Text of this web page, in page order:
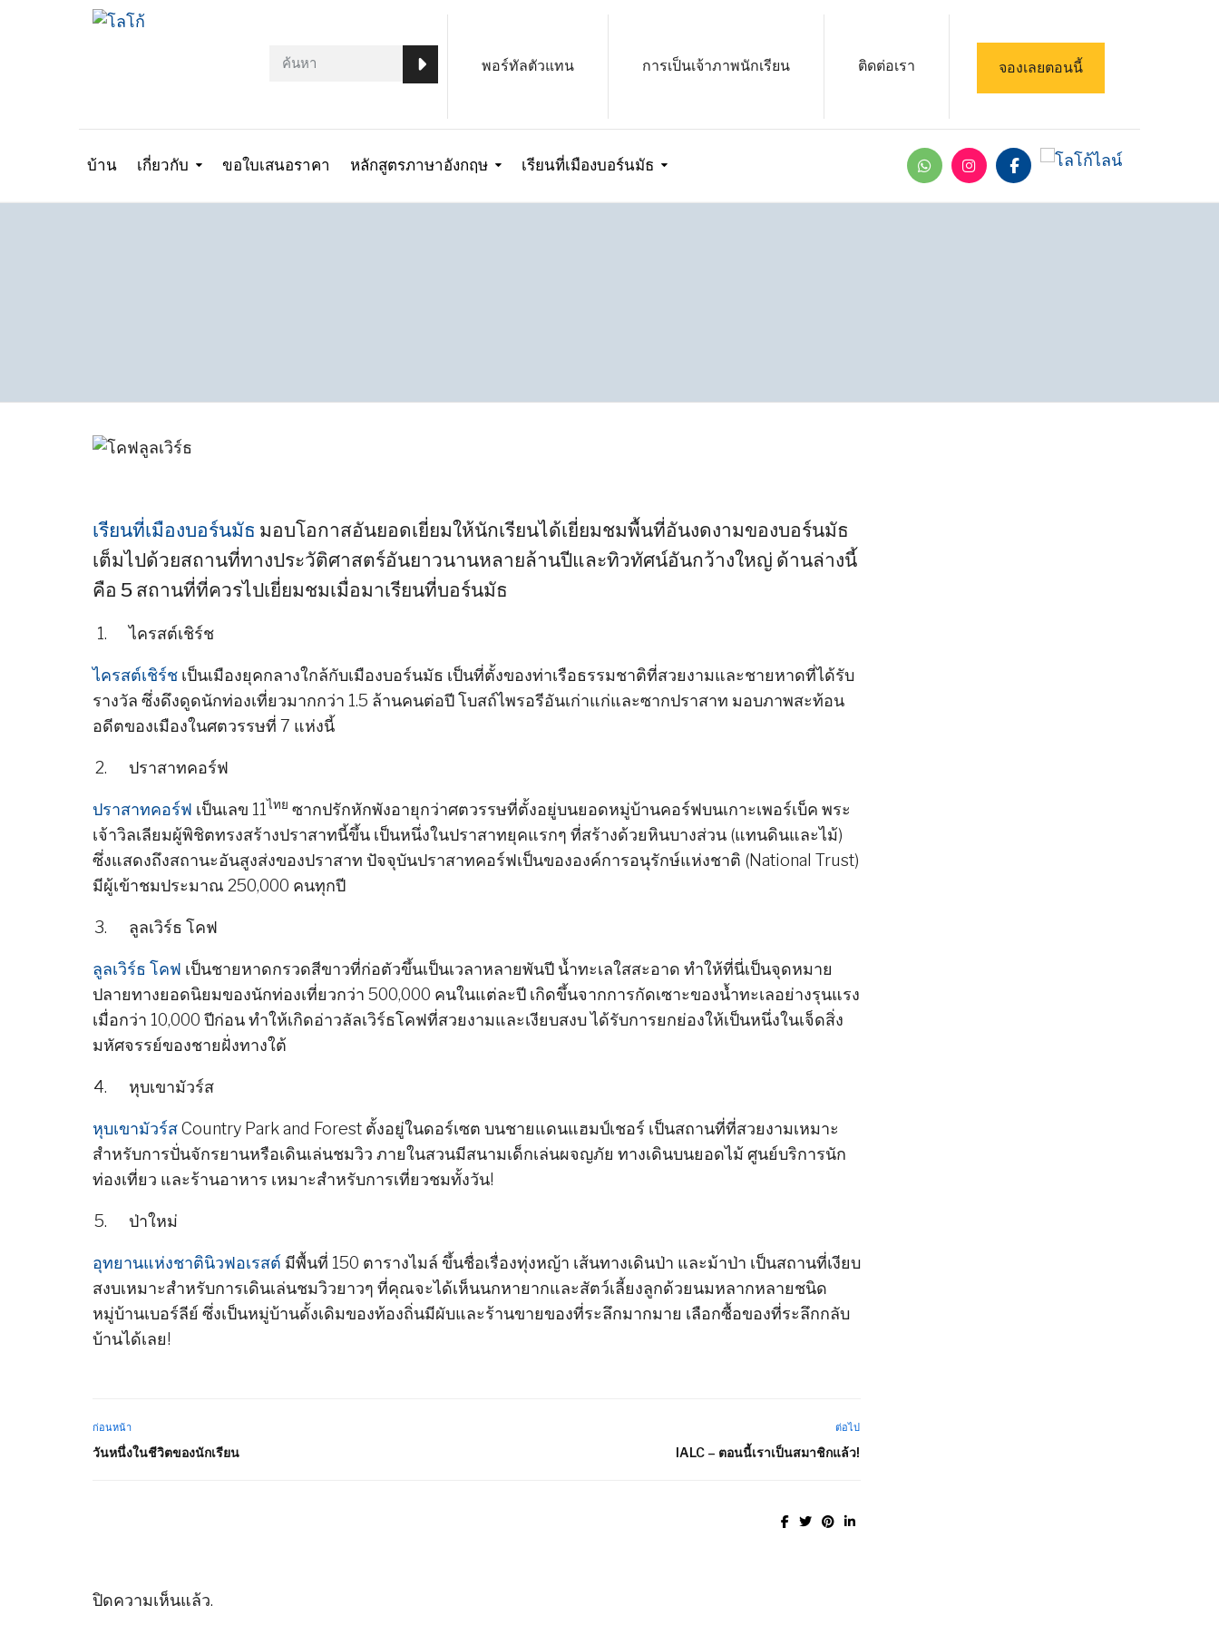
พอร์ทัลตัวแทน การเป็นเจ้าภาพนักเรียน ติดต่อเรา จองเลยตอนนี้
บ้าน เกี่ยวกับ ขอใบเสนอราคา หลักสูตรภาษาอังกฤษ เรียนที่เมืองบอร์นมัธ
เรียนที่เมืองบอร์นมัธ มอบโอกาสอันยอดเยี่ยมให้นักเรียนได้เยี่ยมชมพื้นที่อันงดงามของบอร์นมัธ
เต็มไปด้วยสถานที่ทางประวัติศาสตร์อันยาวนานหลายล้านปีและทิวทัศน์อันกว้างใหญ่ ด้านล่างนี้
คือ 5 สถานที่ที่ควรไปเยี่ยมชมเมื่อมาเรียนที่บอร์นมัธ
ไครสต์เชิร์ช
ไครสต์เชิร์ช เป็นเมืองยุคกลางใกล้กับเมืองบอร์นมัธ เป็นที่ตั้งของท่าเรือธรรมชาติที่สวยงามและชายหาดที่ได้รับ
รางวัล ซึ่งดึงดูดนักท่องเที่ยวมากกว่า 1.5 ล้านคนต่อปี โบสถ์ไพรอรีอันเก่าแก่และซากปราสาท มอบภาพสะท้อน
อดีตของเมืองในศตวรรษที่ 7 แห่งนี้
ปราสาทคอร์ฟ
ปราสาทคอร์ฟ เป็นเลข 11ไทย ซากปรักหักพังอายุกว่าศตวรรษที่ตั้งอยู่บนยอดหมู่บ้านคอร์ฟบนเกาะเพอร์เบ็ค พระ
เจ้าวิลเลียมผู้พิชิตทรงสร้างปราสาทนี้ขึ้น เป็นหนึ่งในปราสาทยุคแรกๆ ที่สร้างด้วยหินบางส่วน (แทนดินและไม้)
ซึ่งแสดงถึงสถานะอันสูงส่งของปราสาท ปัจจุบันปราสาทคอร์ฟเป็นขององค์การอนุรักษ์แห่งชาติ (National Trust)
มีผู้เข้าชมประมาณ 250,000 คนทุกปี
ลูลเวิร์ธ โคฟ
ลูลเวิร์ธ โคฟ เป็นชายหาดกรวดสีขาวที่ก่อตัวขึ้นเป็นเวลาหลายพันปี น้ำทะเลใสสะอาด ทำให้ที่นี่เป็นจุดหมาย
ปลายทางยอดนิยมของนักท่องเที่ยวกว่า 500,000 คนในแต่ละปี เกิดขึ้นจากการกัดเซาะของน้ำทะเลอย่างรุนแรง
เมื่อกว่า 10,000 ปีก่อน ทำให้เกิดอ่าวลัลเวิร์ธโคฟที่สวยงามและเงียบสงบ ได้รับการยกย่องให้เป็นหนึ่งในเจ็ดสิ่ง
มหัศจรรย์ของชายฝั่งทางใต้
หุบเขามัวร์ส
หุบเขามัวร์สCountry Park and Forest ตั้งอยู่ในดอร์เซต บนชายแดนแฮมป์เชอร์ เป็นสถานที่ที่สวยงามเหมาะ
สำหรับการปั่นจักรยานหรือเดินเล่นชมวิว ภายในสวนมีสนามเด็กเล่นผจญภัย ทางเดินบนยอดไม้ ศูนย์บริการนัก
ท่องเที่ยว และร้านอาหาร เหมาะสำหรับการเที่ยวชมทั้งวัน!
ป่าใหม่
อุทยานแห่งชาตินิวฟอเรสต์ มีพื้นที่ 150 ตารางไมล์ ขึ้นชื่อเรื่องทุ่งหญ้า เส้นทางเดินป่า และม้าป่า เป็นสถานที่เงียบ
สงบเหมาะสำหรับการเดินเล่นชมวิวยาวๆ ที่คุณจะได้เห็นนกหายากและสัตว์เลี้ยงลูกด้วยนมหลากหลายชนิด
หมู่บ้านเบอร์ลีย์ ซึ่งเป็นหมู่บ้านดั้งเดิมของท้องถิ่นมีผับและร้านขายของที่ระลึกมากมาย เลือกซื้อของที่ระลึกกลับ
บ้านได้เลย!
ก่อนหน้า
วันหนึ่งในชีวิตของนักเรียน
ต่อไป
IALC – ตอนนี้เราเป็นสมาชิกแล้ว!
ปิดความเห็นแล้ว.